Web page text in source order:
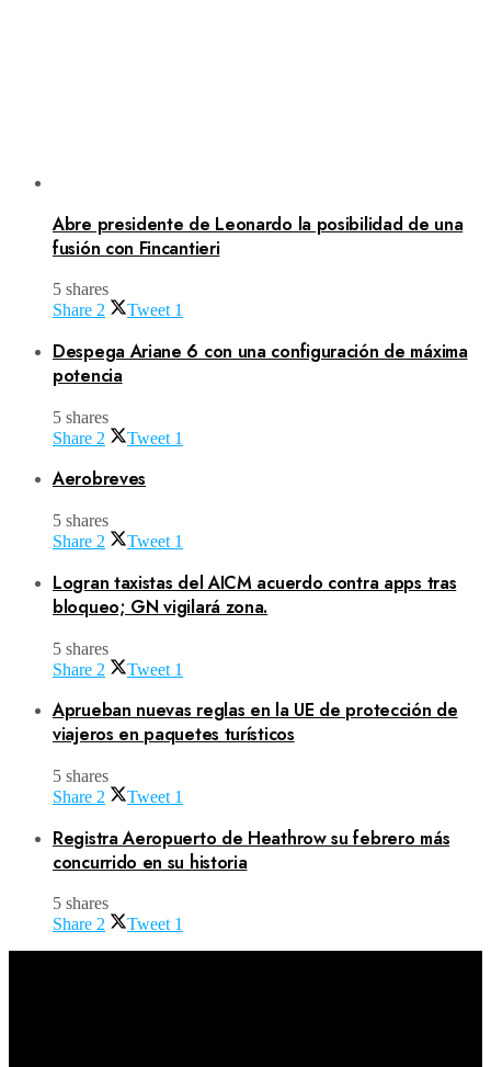
Abre presidente de Leonardo la posibilidad de una
fusión con Fincantieri
5 shares
Share 2 Tweet 1
Despega Ariane 6 con una configuración de máxima
potencia
5 shares
Share 2 Tweet 1
Aerobreves
5 shares
Share 2 Tweet 1
Logran taxistas del AICM acuerdo contra apps tras
bloqueo; GN vigilará zona.
5 shares
Share 2 Tweet 1
Aprueban nuevas reglas en la UE de protección de
viajeros en paquetes turísticos
5 shares
Share 2 Tweet 1
Registra Aeropuerto de Heathrow su febrero más
concurrido en su historia
5 shares
Share 2 Tweet 1